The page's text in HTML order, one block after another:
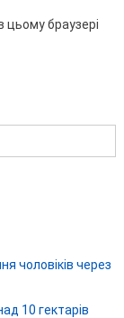
цьому браузері
чоловіків через
10 гектарів